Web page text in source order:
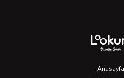
Anasayfa